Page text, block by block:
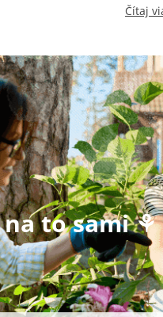
Čítaj
to sami ⚘